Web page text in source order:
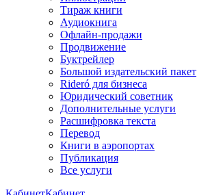
Тираж книги
Аудиокнига
Офлайн-продажи
Продвижение
Буктрейлер
Большой издательский пакет
Rideró для бизнеса
Юридический советник
Дополнительные услуги
Расшифровка текста
Перевод
Книги в аэропортах
Публикация
Все услуги